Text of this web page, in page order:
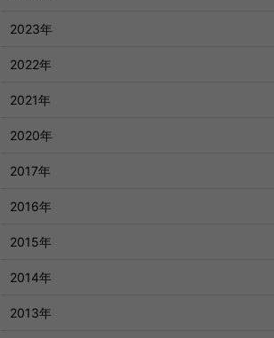
2023年
2022年
2021年
2020年
2017年
2016年
2015年
2014年
2013年